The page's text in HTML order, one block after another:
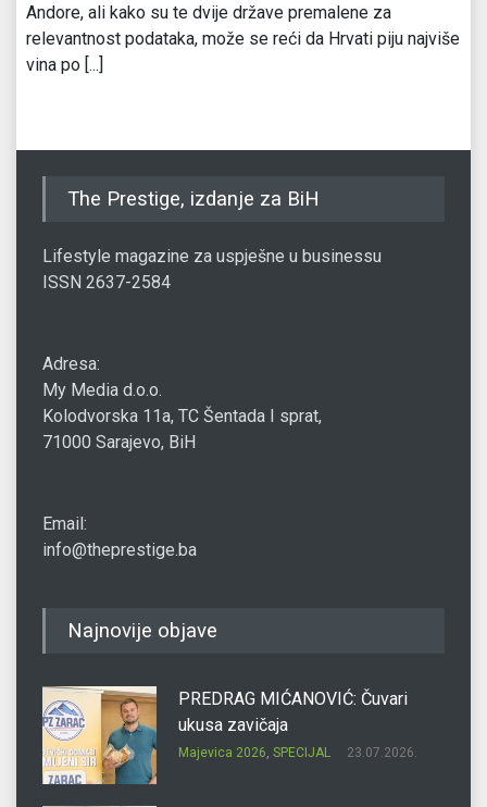
Andore, ali kako su te dvije države premalene za
relevantnost podataka, može se reći da Hrvati piju najviše
vina po [...]
The Prestige, izdanje za BiH
Lifestyle magazine za uspješne u businessu
ISSN 2637-2584
Adresa:
My Media d.o.o.
Kolodvorska 11a, TC Šentada I sprat,
71000 Sarajevo, BiH
Email:
info@theprestige.ba
Najnovije objave
PREDRAG MIĆANOVIĆ: Čuvari
ukusa zavičaja
Majevica 2026, SPECIJAL 23.07.2026.